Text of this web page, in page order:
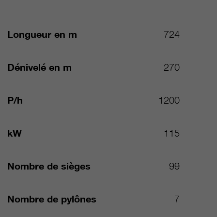
Longueur en m 724
Dénivelé en m 270
P/h 1200
kW 115
Nombre de sièges 99
Nombre de pylônes 7